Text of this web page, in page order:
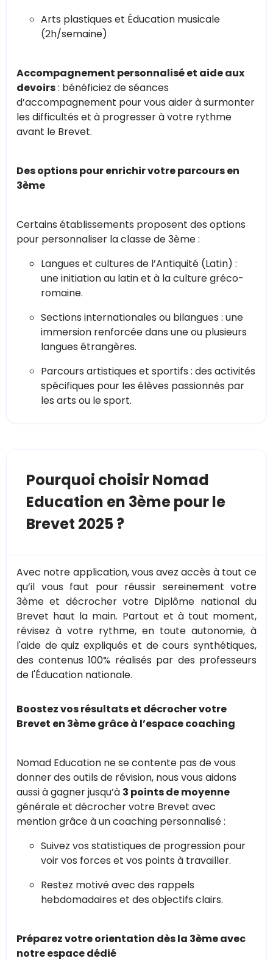
Arts plastiques et Éducation musicale
(2h/semaine)
Accompagnement personnalisé et aide aux
devoirs: bénéficiez de séances
d’accompagnement pour vous aider à surmonter
les difficultés et à progresser à votre rythme
avant le Brevet.
Des options pour enrichir votre parcours en
3ème
Certains établissements proposent des options
pour personnaliser la classe de 3ème :
Langues et cultures de l’Antiquité (Latin) :
une initiation au latin et à la culture gréco-
romaine.
Sections internationales ou bilangues : une
immersion renforcée dans une ou plusieurs
langues étrangères.
Parcours artistiques et sportifs : des activités
spécifiques pour les élèves passionnés par
les arts ou le sport.
Pourquoi choisir Nomad
Education en 3ème pour le
Brevet 2025 ?
Avec notre application, vous avez accès à tout ce
qu’il vous faut pour réussir sereinement votre
3ème et décrocher votre Diplôme national du
Brevet haut la main. Partout et à tout moment,
révisez à votre rythme, en toute autonomie, à
l'aide de quiz expliqués et de cours synthétiques,
des contenus 100% réalisés par des professeurs
de l'Éducation nationale.
Boostez vos résultats et décrocher votre
Brevet en 3ème grâce à l’espace coaching
Nomad Education ne se contente pas de vous
donner des outils de révision, nous vous aidons
aussi à gagner jusqu’à 3 points de moyenne
générale et décrocher votre Brevet avec
mention grâce à un coaching personnalisé :
Suivez vos statistiques de progression pour
voir vos forces et vos points à travailler.
Restez motivé avec des rappels
hebdomadaires et des objectifs clairs.
Préparez votre orientation dès la 3ème avec
notre espace dédié